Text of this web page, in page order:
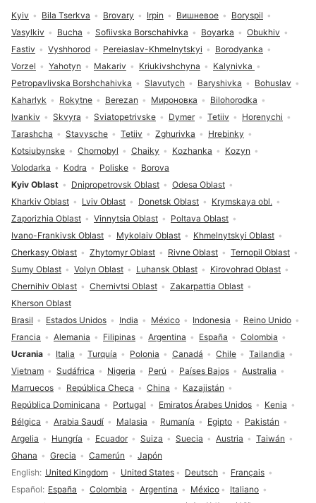
Selección de idioma
English United Kingdom United States Deutsch
Français
Español
España Colombia Argentina México
Italiano
Brasil Estados Unidos India México Indonesia
Reino Unido
Francia
Alemania Filipinas Argentina España
Colombia
Ucrania
Italia Turquía Polonia Canadá Chile
Tailandia
Vietnam
Sudáfrica Nigeria Perú Países Bajos
Australia
Marruecos
República Checa China
Kazajistán
República Dominicana
Portugal Emiratos Árabes Unidos
Kenia
Bélgica
Arabia Saudí Malasia Rumanía Egipto
Pakistán
Argelia
Hungría Ecuador Suiza Suecia Austria
Taiwán
Ghana
Grecia Camerún Japón
Kyiv Oblast Dnipropetrovsk Oblast
Odesa Oblast
Kharkiv Oblast
Lviv Oblast Donetsk Oblast
Krymskaya obl.
Zaporizhia Oblast
Vinnytsia Oblast
Poltava Oblast
Ivano-Frankivsk Oblast
Mykolaiv Oblast
Khmelnytskyi Oblast
Cherkasy Oblast
Zhytomyr Oblast Rivne Oblast
Ternopil Oblast
Sumy Oblast
Volyn Oblast Luhansk Oblast
Kirovohrad Oblast
Chernihiv Oblast
Chernivtsi Oblast
Zakarpattia Oblast
Kherson Oblast
Kyiv Bila Tserkva Brovary Irpin Вишневое
Boryspil
Vasylkiv
Bucha Sofiivska Borschahivka Boyarka
Obukhiv
Fastiv
Vyshhorod Pereiaslav-Khmelnytskyi
Borodyanka
Vorzel
Yahotyn Makariv Kriukivshchyna
Kalynivka
Petropavlivska Borshchahivka
Slavutych Baryshivka
Bohuslav
Kaharlyk
Rokytne Berezan Мироновка
Bilohorodka
Ivankiv
Skvyra Sviatopetrivske Dymer Tetiiv
Horenychi
Tarashcha
Stavysche Tetiiv Zghurivka
Hrebinky
Kotsiubynske
Chornobyl Chaiky Kozhanka
Kozyn
Volodarka
Kodra Poliske Borova